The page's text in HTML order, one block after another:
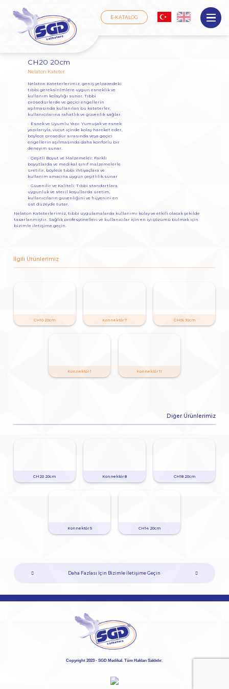
E-KATALOG
Nelaton Kateter
CH20 20cm
Nelaton Kateter
Nelaton Kateterlerimiz, geniş yelpazedeki
tıbbi gereksinimlere uygun esneklik ve
kullanım kolaylığı sunar. Tıbbi
prosedürlerde ve geçici engellerin
aşılmasında kullanılan bu kateterler,
kullanıcılarına rahatlık ve güvenlik sağlar.
Esnek ve Uyumlu Yapı: Yumuşak ve esnek
yapılarıyla, vücut içinde kolay hareket eder,
böylece prosedür sırasında veya geçici
engellerin aşılmasında daha konforlu bir
deneyim sunar.
Çeşitli Boyut ve Malzemeler: Farklı
boyutlarda ve medikal sınıf malzemelerle
üretilir, böylece tıbbi ihtiyaçlara ve
kullanım amacına uygun çeşitlilik sunar
Güvenilir ve Kaliteli: Tıbbi standartlara
uygunluk ve steril koşullarda üretim,
kullanıcıların güvenliğini ve hijyenini en
üst düzeyde tutar.
Nelaton Kateterlerimiz, tıbbi uygulamalarda kullanımı kolay ve etkili olacak şekilde
tasarlanmıştır. Sağlık profesyonelleri ve kullanıcılar için en iyi çözümü bulmak için
bizimle iletişime geçin.
İlgili Ürünlerimiz
CH10 20cm Konnektör 7 CH06 30cm
Konnektör 1 Konnektör 11
Diğer Ürünlerimiz
CH20 20cm Konnektör 8 CH18 20cm
Konnektör 5 CH14 20cm
Daha Fazlası İçin Bizimle İletişime Geçin
Copyright 2023 - SGD Medikal. Tüm Hakları Saklıdır.